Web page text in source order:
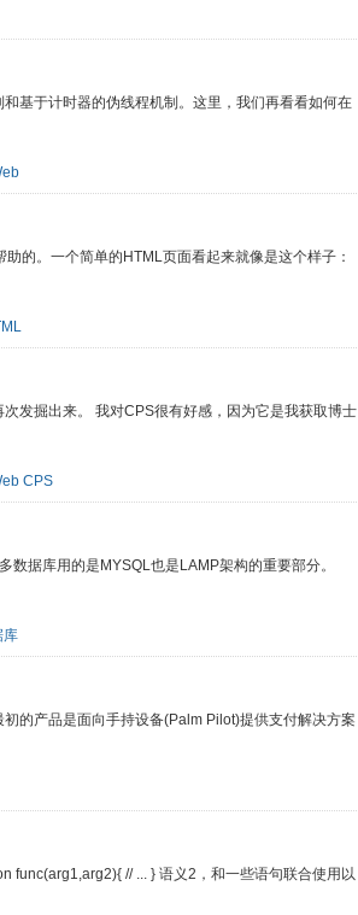
基于计时器的伪线程机制。这里，我们再看看如何在
的。一个简单的HTML页面看起来就像是这个样子：
发掘出来。 我对CPS很有好感，因为它是我获取博士
CPS
据库用的是MYSQL也是LAMP架构的重要部分。
库
的产品是面向手持设备(Palm Pilot)提供支付解决方案
func(arg1,arg2){ // ... } 语义2，和一些语句联合使用以